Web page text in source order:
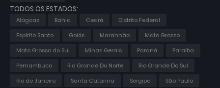
TODOS OS ESTADOS:
Alagoas Bahia Ceará
Distrito Federal
Espírito Santo
Goiás Maranhão
Mato Grosso
Mato Grosso do Sul
Minas Gerais Paraná
Paraíba
Pernambuco
Rio Grande Do Norte
Rio Grande Do Sul
Rio de Janeiro
Santa Catarina Sergipe São Paulo